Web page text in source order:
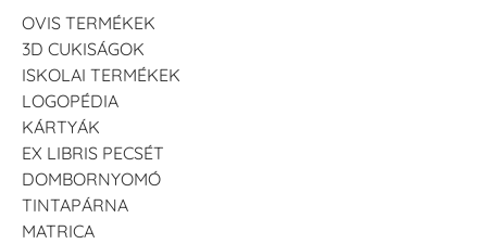
OVIS TERMÉKEK
3D CUKISÁGOK
ISKOLAI TERMÉKEK
LOGOPÉDIA
KÁRTYÁK
EX LIBRIS PECSÉT
DOMBORNYOMÓ
TINTAPÁRNA
MATRICA